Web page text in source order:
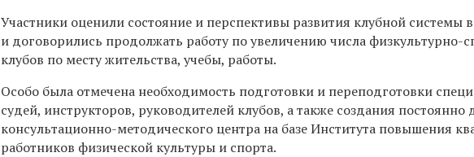
Участники оценили состояние и перспективы развития клубной системы
и договорились продолжать работу по увеличению числа физкультурно-
клубов по месту жительства, учебы, работы.
Особо была отмечена необходимость подготовки и переподготовки
судей, инструкторов, руководителей клубов, а также создания
консультационно-методического центра на базе Института повышения
работников физической культуры и спорта.